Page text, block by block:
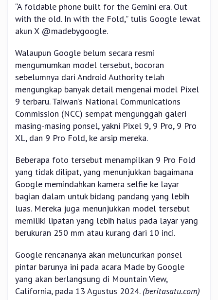
“A foldable phone built for the Gemini era. Out
with the old. In with the Fold,” tulis Google lewat
akun X @madebygoogle.
Walaupun Google belum secara resmi
mengumumkan model tersebut, bocoran
sebelumnya dari Android Authority telah
mengungkap banyak detail mengenai model Pixel
9 terbaru. Taiwan’s National Communications
Commission (NCC) sempat mengunggah galeri
masing-masing ponsel, yakni Pixel 9, 9 Pro, 9 Pro
XL, dan 9 Pro Fold, ke arsip mereka.
Beberapa foto tersebut menampilkan 9 Pro Fold
yang tidak dilipat, yang menunjukkan bagaimana
Google memindahkan kamera selfie ke layar
bagian dalam untuk bidang pandang yang lebih
luas. Mereka juga menunjukkan model tersebut
memiliki lipatan yang lebih halus pada layar yang
berukuran 250 mm atau kurang dari 10 inci.
Google rencananya akan meluncurkan ponsel
pintar barunya ini pada acara Made by Google
yang akan berlangsung di Mountain View,
California, pada 13 Agustus 2024. (beritasatu.com)